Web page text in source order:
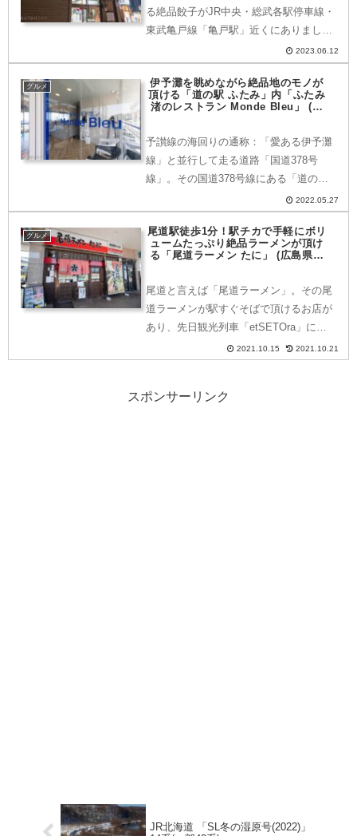
る絶品餃子がJR中央・総武各駅停車線・
東武亀戸線「亀戸駅」近くにありました
のでご紹介いたします。どこにある？〒
136-0071東京都江東区亀戸５丁目３−３
JR中央・総武各駅停車線・東武亀戸線
「亀戸駅」...
2023.06.12
グルメ
伊予灘を眺めながら絶品地のモノが
頂ける「道の駅 ふたみ」内「ふたみ
渚のレストラン Monde Bleu」 (愛
予讃線の海回りの通称：「愛ある伊予灘
線」と並行して走る道路「国道378号
線」。その国道378号線にある「道の駅
ふたみ」がリニューアルされ、レストラ
ンが併設されました。その名も「ふたみ
渚のレストラン Monde Bleu」。先日、
「伊予灘も...
2022.05.27
グルメ
尾道駅徒歩1分！駅チカで手軽にボリ
ュームたっぷり絶品ラーメンが頂け
る「尾道ラーメン たに」 (広島県・
尾道と言えば「尾道ラーメン」。その尾
道ラーメンが駅すぐそばで頂けるお店が
あり、先日観光列車「etSETOra」に乗
車したときに行ってきましたのでご紹介
します。どこにある？〒722-0036 広島
道駅」南...
2021.10.15 2021.10.21
スポンサーリンク
JR北海道 「SL冬の湿原号(2022)」